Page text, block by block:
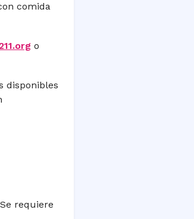
comida
o
disponibles
requiere